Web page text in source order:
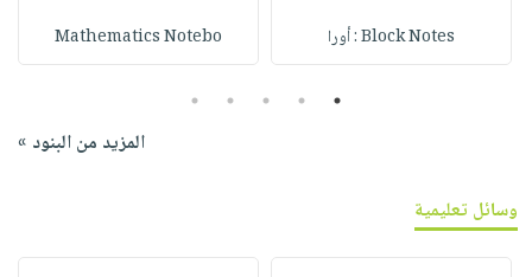
Block Notes : أورا Mathematics Notebo
1
2
3
4
5
المزيد من البنود »
وسائل تعليمية